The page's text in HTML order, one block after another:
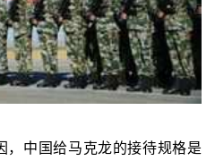
，中国给马克龙的接待规格是